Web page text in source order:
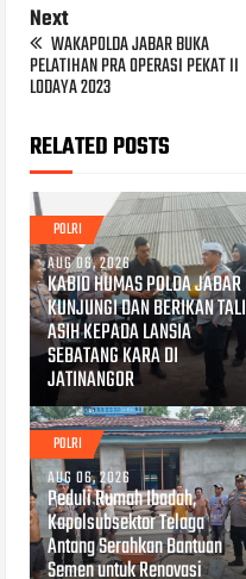
Next
WAKAPOLDA JABAR BUKA
PELATIHAN PRA OPERASI PEKAT II
LODAYA 2023
RELATED POSTS
POLRI
AUG 06, 2026
KABID HUMAS POLDA JABAR
KUNJUNGI DAN BERIKAN TALI
ASIH KEPADA LANSIA
SEBATANG KARA DI
JATINANGOR
POLRI
AUG 06, 2026
Peduli Rumah Ibadah,
Kapolsubsektor Telaga
Antang Serahkan Bantuan
Semen untuk Renovasi